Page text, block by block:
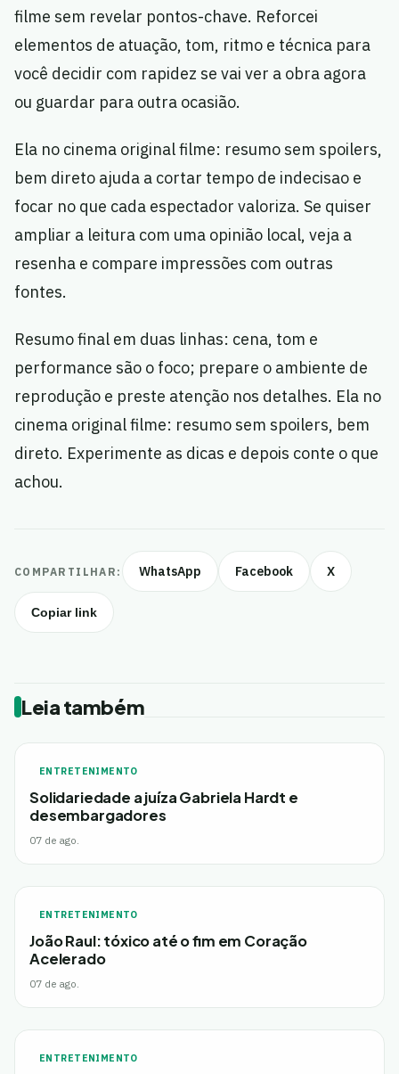
filme sem revelar pontos-chave. Reforcei
elementos de atuação, tom, ritmo e técnica para
você decidir com rapidez se vai ver a obra agora
ou guardar para outra ocasião.
Ela no cinema original filme: resumo sem spoilers,
bem direto ajuda a cortar tempo de indecisao e
focar no que cada espectador valoriza. Se quiser
ampliar a leitura com uma opinião local, veja a
resenha e compare impressões com outras
fontes.
Resumo final em duas linhas: cena, tom e
performance são o foco; prepare o ambiente de
reprodução e preste atenção nos detalhes. Ela no
cinema original filme: resumo sem spoilers, bem
direto. Experimente as dicas e depois conte o que
achou.
COMPARTILHAR: WhatsApp Facebook X
Copiar link
Leia também
ENTRETENIMENTO
Solidariedade a juíza Gabriela Hardt e
desembargadores
07 de ago.
ENTRETENIMENTO
João Raul: tóxico até o fim em Coração
Acelerado
07 de ago.
ENTRETENIMENTO